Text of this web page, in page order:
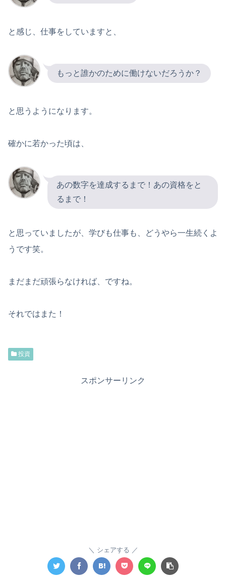
と感じ、仕事をしていますと、
もっと誰かのために働けないだろうか？
と思うようになります。
確かに若かった頃は、
あの数字を達成するまで！あの資格をと
るまで！
と思っていましたが、学びも仕事も、どうやら一生続くよ
うです笑。
まだまだ頑張らなければ、ですね。
それではまた！
投資
スポンサーリンク
シェアする